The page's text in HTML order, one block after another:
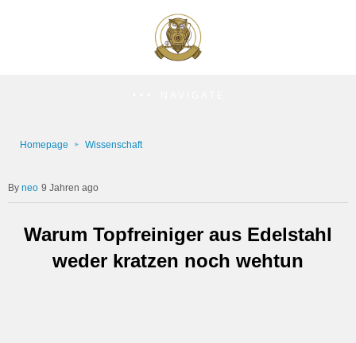
Homepage Wissenschaft
neo 9 Jahren ago
Warum Topfreiniger aus Edelstahl
weder kratzen noch wehtun